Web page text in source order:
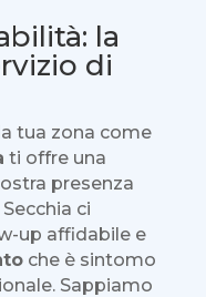
la
di
tua zona come
ti offre una
presenza
ci
up affidabile e
che è sintomo
Sappiamo